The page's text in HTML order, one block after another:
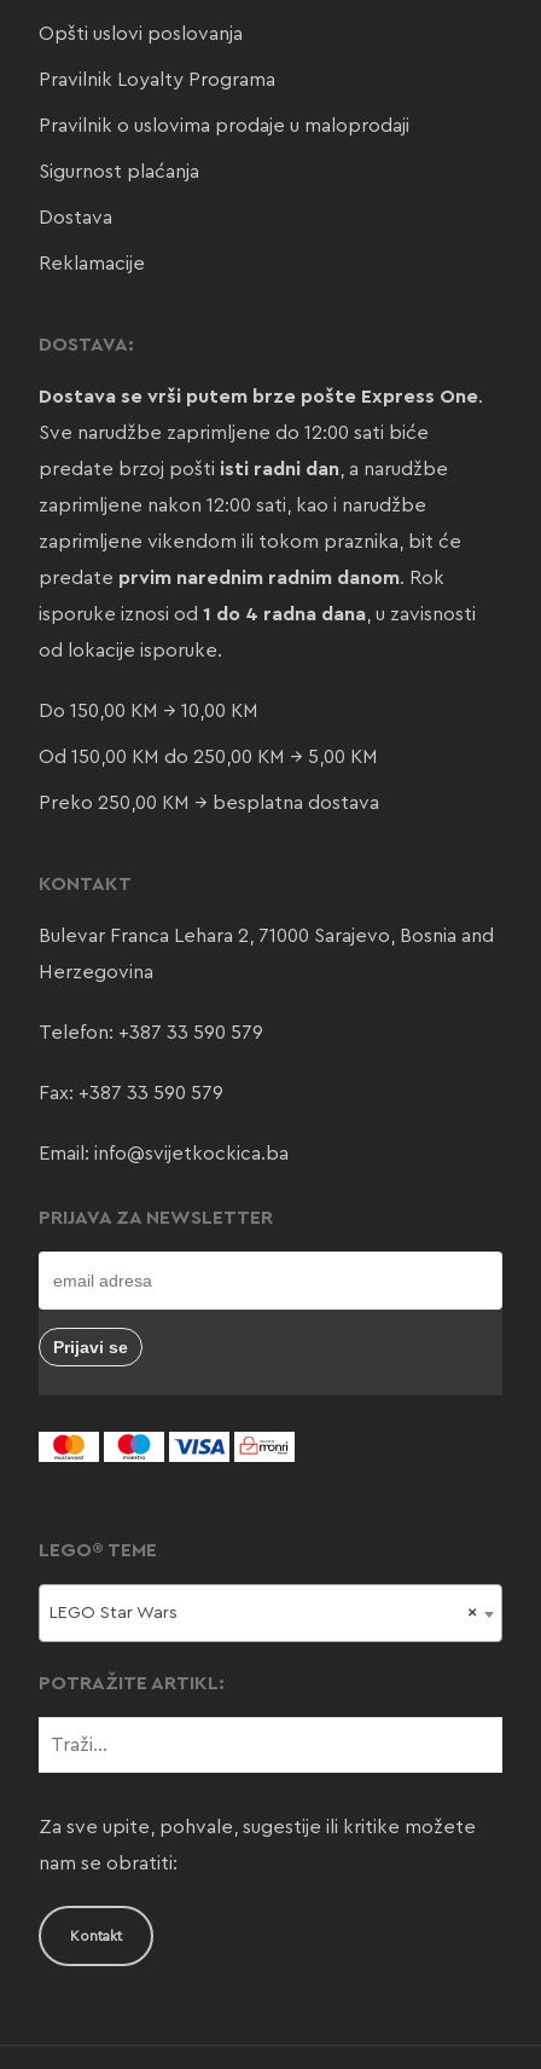
Opšti uslovi poslovanja
Pravilnik Loyalty Programa
Pravilnik o uslovima prodaje u maloprodaji
Sigurnost plaćanja
Dostava
Reklamacije
DOSTAVA:
Dostava se vrši putem brze pošte Express One.
Sve narudžbe zaprimljene do 12:00 sati biće
predate brzoj pošti isti radni dan, a narudžbe
zaprimljene nakon 12:00 sati, kao i narudžbe
zaprimljene vikendom ili tokom praznika, bit će
predate prvim narednim radnim danom. Rok
isporuke iznosi od 1 do 4 radna dana, u zavisnosti
od lokacije isporuke.
Do 150,00 KM → 10,00 KM
Od 150,00 KM do 250,00 KM → 5,00 KM
Preko 250,00 KM → besplatna dostava
KONTAKT
Bulevar Franca Lehara 2, 71000 Sarajevo, Bosnia and
Herzegovina
Telefon: +387 33 590 579
Fax: +387 33 590 579
Email: info@svijetkockica.ba
PRIJAVA ZA NEWSLETTER
LEGO® TEME
×
LEGO Star Wars
POTRAŽITE ARTIKL:
Za sve upite, pohvale, sugestije ili kritike možete
nam se obratiti:
Kontakt